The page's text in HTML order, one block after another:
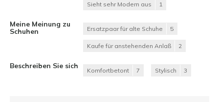
Sieht sehr Modern aus 1
Meine Meinung zu
Schuhen
Ersatzpaar für alte Schuhe 5
Kaufe für anstehenden Anlaß 2
Beschreiben Sie sich
Komfortbetont 7 Stylisch 3